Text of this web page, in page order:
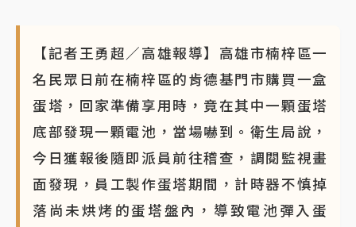
【記者王勇超／高雄報導】高雄市楠梓區一
名民眾日前在楠梓區的肯德基門市購買一盒
蛋塔，回家準備享用時，竟在其中一顆蛋塔
底部發現一顆電池，當場嚇到。衛生局說，
今日獲報後隨即派員前往稽查，調閱監視畫
面發現，員工製作蛋塔期間，計時器不慎掉
落尚未烘烤的蛋塔盤內，導致電池彈入蛋